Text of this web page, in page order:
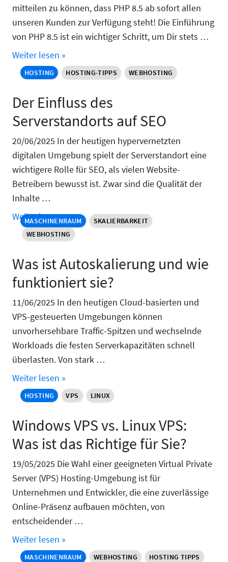
mitteilen zu können, dass PHP 8.5 ab sofort allen
unseren Kunden zur Verfügung steht! Die Einführung
von PHP 8.5 ist ein wichtiger Schritt, um Dir stets …
Weiter lesen »
HOSTING HOSTING-TIPPS WEBHOSTING
Der Einfluss des
Serverstandorts auf SEO
20/06/2025 In der heutigen hypervernetzten
digitalen Umgebung spielt der Serverstandort eine
wichtigere Rolle für SEO, als vielen Website-
Betreibern bewusst ist. Zwar sind die Qualität der
Inhalte …
Weiter lesen »
MASCHINENRAUM
SKALIERBARKEIT
WEBHOSTING
Was ist Autoskalierung und wie
funktioniert sie?
11/06/2025 In den heutigen Cloud-basierten und
VPS-gesteuerten Umgebungen können
unvorhersehbare Traffic-Spitzen und wechselnde
Workloads die festen Serverkapazitäten schnell
überlasten. Von stark …
Weiter lesen »
HOSTING VPS LINUX
Windows VPS vs. Linux VPS:
Was ist das Richtige für Sie?
19/05/2025 Die Wahl einer geeigneten Virtual Private
Server (VPS) Hosting-Umgebung ist für
Unternehmen und Entwickler, die eine zuverlässige
Online-Präsenz aufbauen möchten, von
entscheidender …
Weiter lesen »
MASCHINENRAUM WEBHOSTING HOSTING TIPPS